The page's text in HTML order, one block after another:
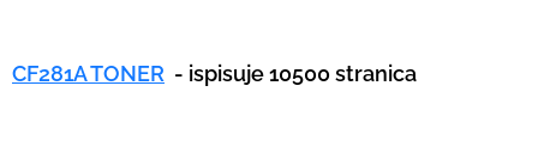
CF281A TONER - ispisuje 10500 stranica